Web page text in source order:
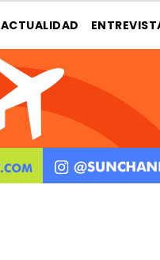
ACTUALIDAD